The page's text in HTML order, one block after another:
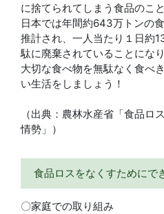
に捨てられてしまう食品のこ
日本では年間約643万トンの
推計され、一人当たり１日約
駄に廃棄されていることになり
大切な食べ物を無駄なく食べ
い生活をしましょう！
（出典：農林水産省「食品ロ
情勢」）
食品ロスをなくすためにで
〇家庭での取り組み